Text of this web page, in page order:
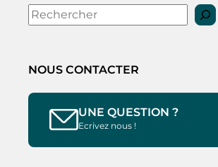
Rechercher
NOUS CONTACTER
UNE QUESTION ?
Ecrivez nous !